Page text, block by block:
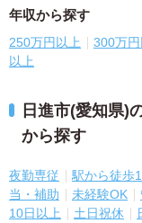
年収から探す
250万円以上 300万円
以上
日進市(愛知県)
から探す
夜勤専従 駅から徒歩
当・補助
未経験OK
10日以上
土日祝休